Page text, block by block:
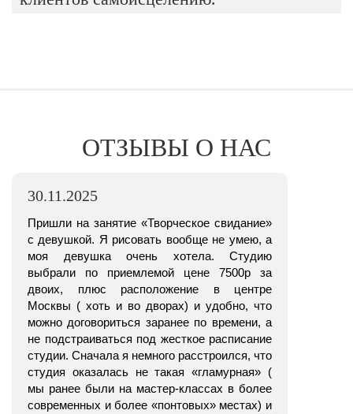
ОТЗЫВЫ О НАС
30.11.2025
Пришли на занятие «Творческое свидание»
с девушкой. Я рисовать вообще не умею, а
моя девушка очень хотела. Студию
выбрали по приемлемой цене 7500р за
двоих, плюс расположение в центре
Москвы ( хоть и во дворах) и удобно, что
можно договориться заранее по времени, а
не подстраиваться под жесткое расписание
студии. Сначала я немного расстроился, что
студия оказалась не такая «гламурная» (
мы ранее были на мастер-классах в более
современных и более «понтовых» местах) и